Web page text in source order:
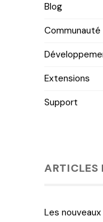
Blog
Communauté
Extensions
Support
ARTICLES
Les